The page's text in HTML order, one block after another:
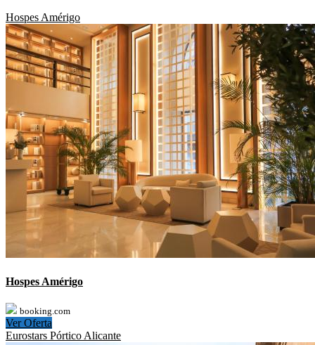
Hospes Amérigo
Hospes Amérigo
booking.com
Ver Oferta
Eurostars Pórtico Alicante